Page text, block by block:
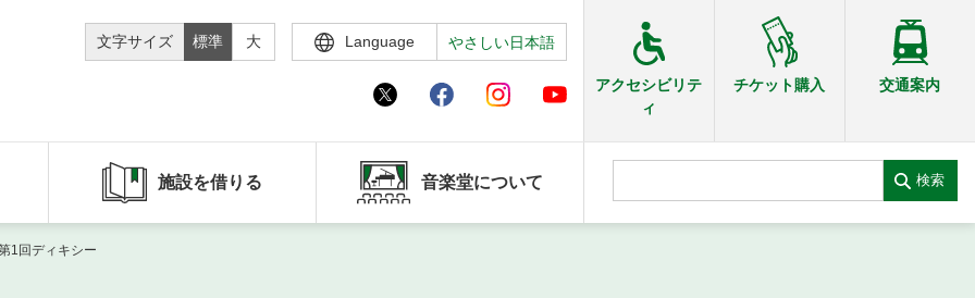
文字サイズ 標準 大 Language やさしい日本語
アクセシビリテ
ィ
チケット購入 交通案内
施設を借りる 音楽堂について 検索
1回ディキシー